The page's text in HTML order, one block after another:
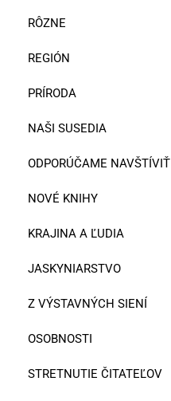
RÔZNE
REGIÓN
PRÍRODA
NAŠI SUSEDIA
ODPORÚČAME NAVŠTÍVIŤ
NOVÉ KNIHY
KRAJINA A ĽUDIA
JASKYNIARSTVO
Z VÝSTAVNÝCH SIENÍ
OSOBNOSTI
STRETNUTIE ČITATEĽOV